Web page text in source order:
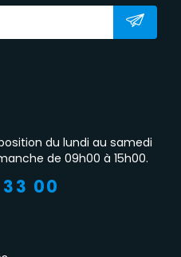
du lundi au samedi
de 09h00 à 15h00.
00